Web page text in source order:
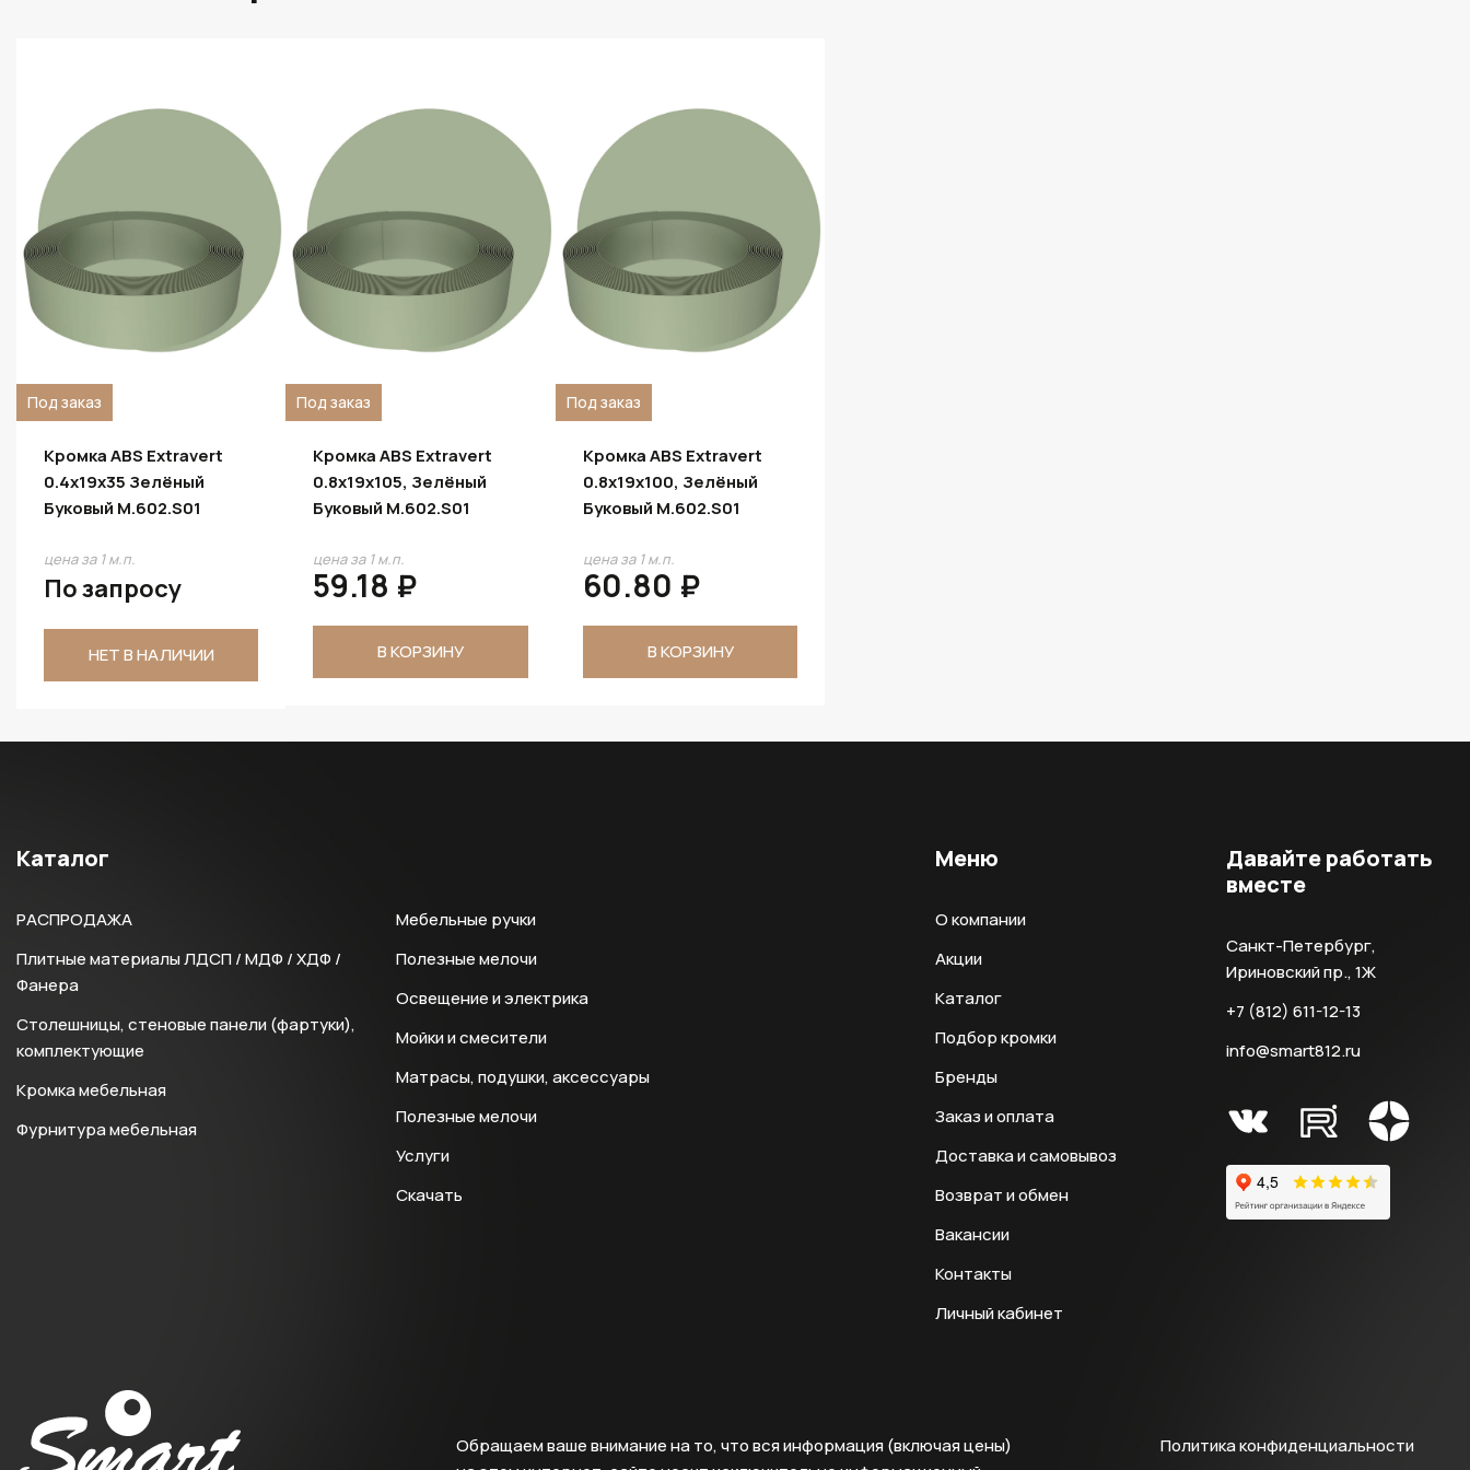
Под заказ
Кромка ABS Extravert
0.4х19х35 Зелёный
Буковый M.602.S01
цена за 1 м.п.
По запросу
НЕТ В НАЛИЧИИ
Под заказ
Кромка ABS Extravert
0.8х19х105, Зелёный
Буковый M.602.S01
цена за 1 м.п.
59.18 ₽
В КОРЗИНУ
Под заказ
Кромка ABS Extravert
0.8х19х100, Зелёный
Буковый M.602.S01
цена за 1 м.п.
60.80 ₽
В КОРЗИНУ
Каталог
РАСПРОДАЖА
Плитные материалы ЛДСП / МДФ / ХДФ /
Фанера
Столешницы, стеновые панели (фартуки),
комплектующие
Кромка мебельная
Фурнитура мебельная
Мебельные ручки
Полезные мелочи
Освещение и электрика
Мойки и смесители
Матрасы, подушки, аксессуары
Полезные мелочи
Услуги
Скачать
Меню
О компании
Акции
Каталог
Подбор кромки
Бренды
Заказ и оплата
Доставка и самовывоз
Возврат и обмен
Вакансии
Контакты
Личный кабинет
Давайте работать
вместе
Санкт-Петербург,
Ириновский пр., 1Ж
+7 (812) 611-12-13
info@smart812.ru
Политика конфиденциальности
Обращаем ваше внимание на то, что вся информация (включая цены)